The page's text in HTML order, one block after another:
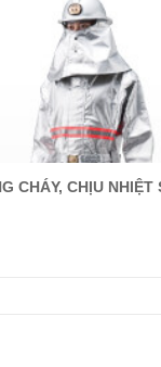
Chi tiết
CHÁY, CHỊU NHIỆT